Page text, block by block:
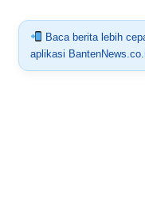
Baca berita lebih
aplikasi